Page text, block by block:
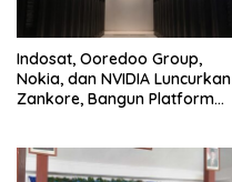
Indosat, Ooredoo Group,
Nokia, dan NVIDIA Luncurkan
Zankore, Bangun Platform